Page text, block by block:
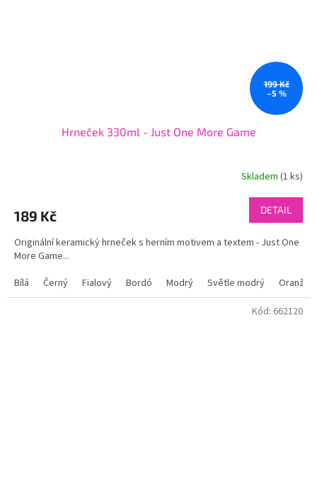
199 Kč
–5 %
Hrneček 330ml - Just One More Game
Skladem (1 ks)
189 Kč DETAIL
Originální keramický hrneček s herním motivem a textem - Just One
More Game...
Bílá
Černý Fialový Bordó Modrý Světle modrý
Kód: 662120